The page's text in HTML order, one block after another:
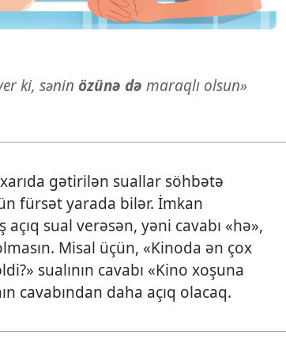
ki, sənin özünə də maraqlı olsun»
gətirilən suallar söhbətə
fürsət yarada bilər. İmkan
açıq sual verəsən, yəni cavabı «hə»,
Misal üçün, «Kinoda ən çox
sualının cavabı «Kino xoşuna
cavabından daha açıq olacaq.